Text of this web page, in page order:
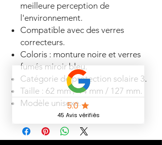
meilleure perception de
l'environnement.
Compatible avec des verres
correcteurs.
Coloris : monture noire et verres
fumés miroir bleu.
Catégorie de protection solaire 3.
Taille : 62 mm / 14 mm / 127 mm.
Modèle unisexe.